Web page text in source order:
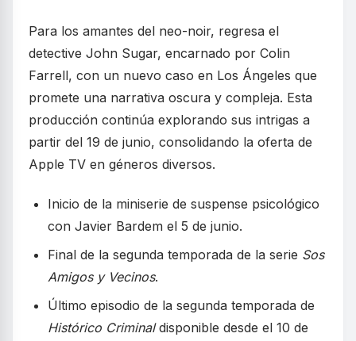
Para los amantes del neo-noir, regresa el
detective John Sugar, encarnado por Colin
Farrell, con un nuevo caso en Los Ángeles que
promete una narrativa oscura y compleja. Esta
producción continúa explorando sus intrigas a
partir del 19 de junio, consolidando la oferta de
Apple TV en géneros diversos.
Inicio de la miniserie de suspense psicológico
con Javier Bardem el 5 de junio.
Final de la segunda temporada de la serie Sos
Amigos y Vecinos.
Último episodio de la segunda temporada de
Histórico Criminaldisponible desde el 10 de